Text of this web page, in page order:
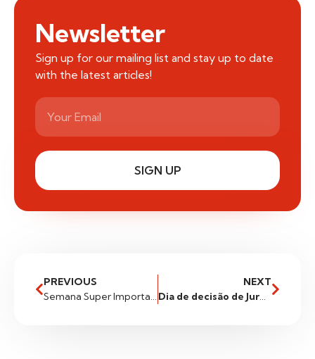
Newsletter
Sign up for our mailing list and stay up to date
with the latest articles!
SIGN UP
PREVIOUS
Semana Super Importante Com Decisão De Juros Nos Eua E Europa!
NEXT
Dia de decisão de Juros na Europa!